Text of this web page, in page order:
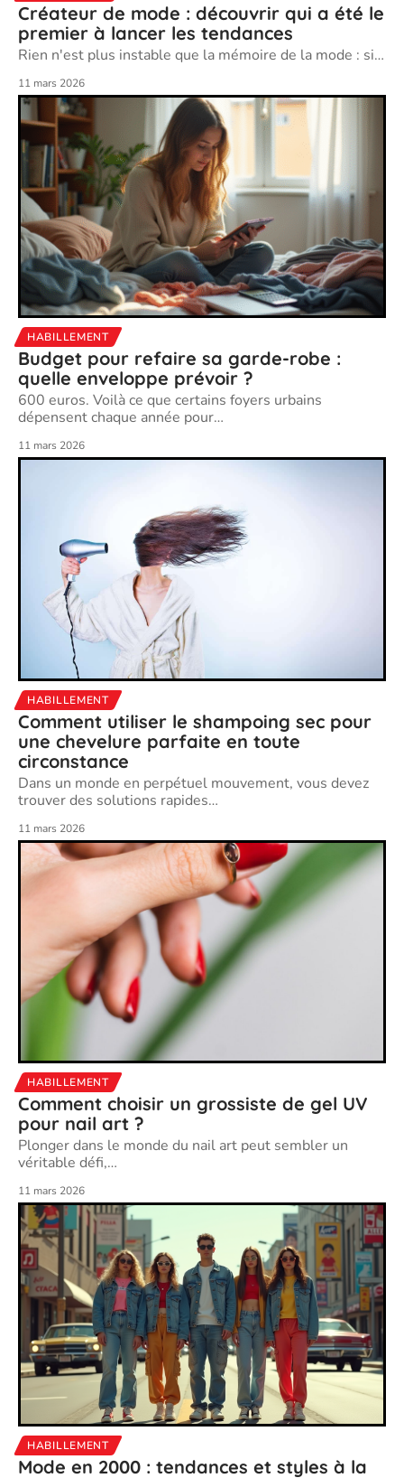
Créateur de mode : découvrir qui a été le
premier à lancer les tendances
Rien n'est plus instable que la mémoire de la mode : si…
11 mars 2026
HABILLEMENT
Budget pour refaire sa garde-robe :
quelle enveloppe prévoir ?
600 euros. Voilà ce que certains foyers urbains
dépensent chaque année pour…
11 mars 2026
HABILLEMENT
Comment utiliser le shampoing sec pour
une chevelure parfaite en toute
circonstance
Dans un monde en perpétuel mouvement, vous devez
trouver des solutions rapides…
11 mars 2026
HABILLEMENT
Comment choisir un grossiste de gel UV
pour nail art ?
Plonger dans le monde du nail art peut sembler un
véritable défi,…
11 mars 2026
HABILLEMENT
Mode en 2000 : tendances et styles à la